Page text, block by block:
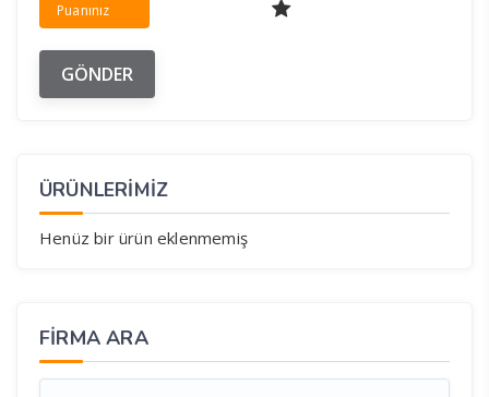
Puanınız
ÜRÜNLERİMİZ
Henüz bir ürün eklenmemiş
FIRMA ARA